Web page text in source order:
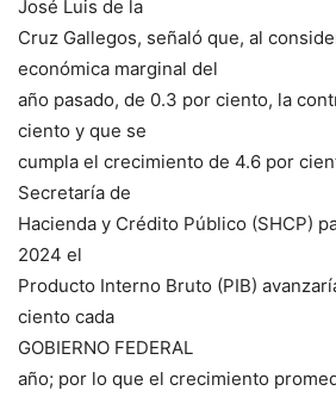
José Luis de la
Cruz Gallegos, señaló que, al
económica marginal del
año pasado, de 0.3 por ciento, la
ciento y que se
cumpla el crecimiento de 4.6 por
Secretaría de
Hacienda y Crédito Público (SHCP)
2024 el
Producto Interno Bruto (PIB)
ciento cada
GOBIERNO FEDERAL
año; por lo que el crecimiento